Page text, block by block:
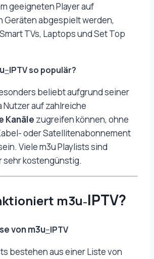
geeigneten Player auf
Geräten abgespielt werden,
TVs, Laptops und Set Top
–IPTV so populär?
beliebt aufgrund seiner
Nutzer auf zahlreiche
Kanäle zugreifen können, ohne
oder Satellitenabonnement
Viele m3u Playlists sind
sehr kostengünstig.
m3u–IPTV?
von m3u–IPTV
bestehen aus einer Liste von